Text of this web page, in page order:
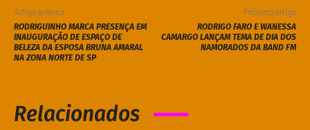
Artigo anterior
RODRIGUINHO MARCA PRESENÇA EM
INAUGURAÇÃO DE ESPAÇO DE
BELEZA DA ESPOSA BRUNA AMARAL
NA ZONA NORTE DE SP
Próximo artigo
RODRIGO FARO E WANESSA
CAMARGO LANÇAM TEMA DE DIA DOS
NAMORADOS DA BAND FM
Relacionados